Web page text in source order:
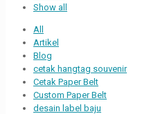
Show all
All
Artikel
Blog
cetak hangtag souvenir
Cetak Paper Belt
Custom Paper Belt
desain label baju